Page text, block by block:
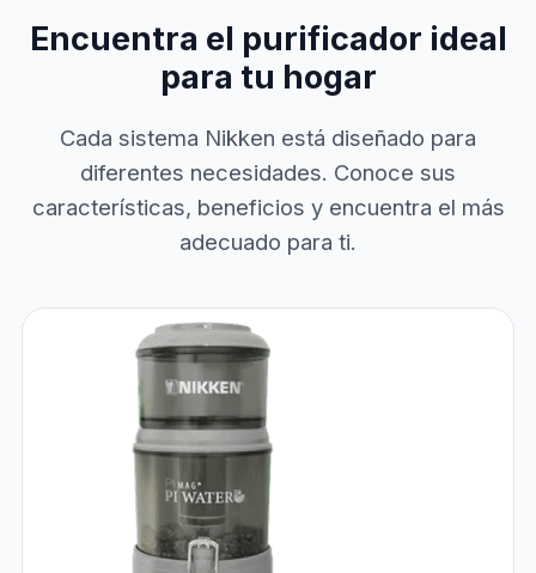
Encuentra el purificador ideal
para tu hogar
Cada sistema Nikken está diseñado para
diferentes necesidades. Conoce sus
características, beneficios y encuentra el más
adecuado para ti.